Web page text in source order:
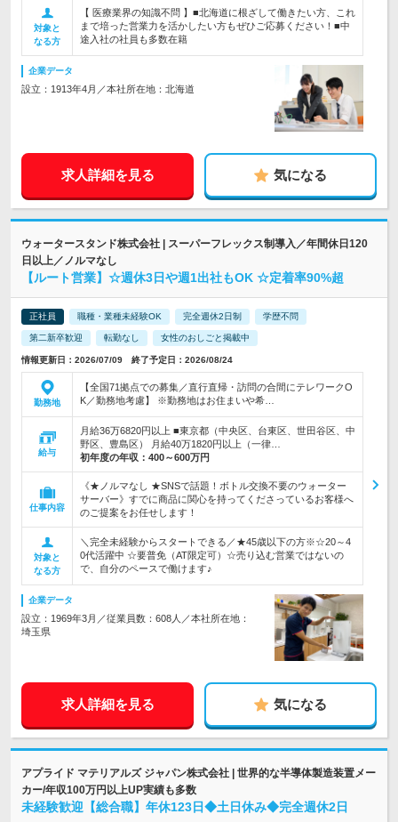
対象と
なる方
【 医療業界の知識不問 】■北海道に根ざして働きたい方、これ
まで培った営業力を活かしたい方もぜひご応募ください！■中
途入社の社員も多数在籍
企業データ
設立：1913年4月／本社所在地：北海道
求人詳細を見る 気になる
ウォータースタンド株式会社 | スーパーフレックス制導入／年間休日120
日以上／ノルマなし
【ルート営業】☆週休3日や週1出社もOK ☆定着率90%超
正社員 職種・業種未経験OK 完全週休2日制 学歴不問
第二新卒歓迎 転勤なし 女性のおしごと掲載中
情報更新日：2026/07/09 終了予定日：2026/08/24
勤務地
【全国71拠点での募集／直行直帰・訪問の合間にテレワークO
K／勤務地考慮】 ※勤務地はお住まいや希…
給与
月給36万6820円以上 ■東京都（中央区、台東区、世田谷区、中
野区、豊島区） 月給40万1820円以上（一律…
初年度の年収： 400～600万円
仕事内容
《★ノルマなし ★SNSで話題！ボトル交換不要のウォーター
サーバー》すでに商品に関心を持ってくださっているお客様へ
のご提案をお任せします！
対象と
なる方
＼完全未経験からスタートできる／★45歳以下の方※☆20～4
0代活躍中 ☆要普免（AT限定可）☆売り込む営業ではないの
で、自分のペースで働けます♪
企業データ
設立：1969年3月／従業員数：608人／本社所在地：
埼玉県
求人詳細を見る 気になる
アプライド マテリアルズ ジャパン株式会社 | 世界的な半導体製造装置メー
カー/年収100万円以上UP実績も多数
未経験歓迎【総合職】年休123日◆土日休み◆完全週休2日